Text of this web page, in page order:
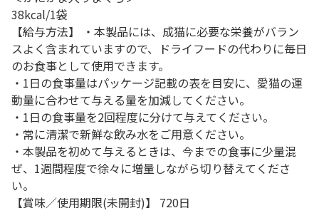
38kcal/1袋
【給与方法】 ・本製品には、成猫に必要な栄養がバラン
スよく含まれていますので、ドライフードの代わりに毎日
のお食事として使用できます。
・1日の食事量はパッケージ記載の表を目安に、愛猫の運
動量に合わせて与える量を加減してください。
・1日の食事量を2回程度に分けて与えてください。
・常に清潔で新鮮な飲み水をご用意ください。
・本製品を初めて与えるときは、今までの食事に少量混
ぜ、1週間程度で徐々に増量しながら切り替えてくださ
い。
【賞味／使用期限(未開封)】 720日